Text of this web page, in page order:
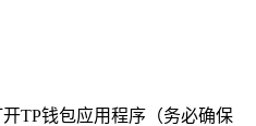
TP钱包应用程序（务必确保